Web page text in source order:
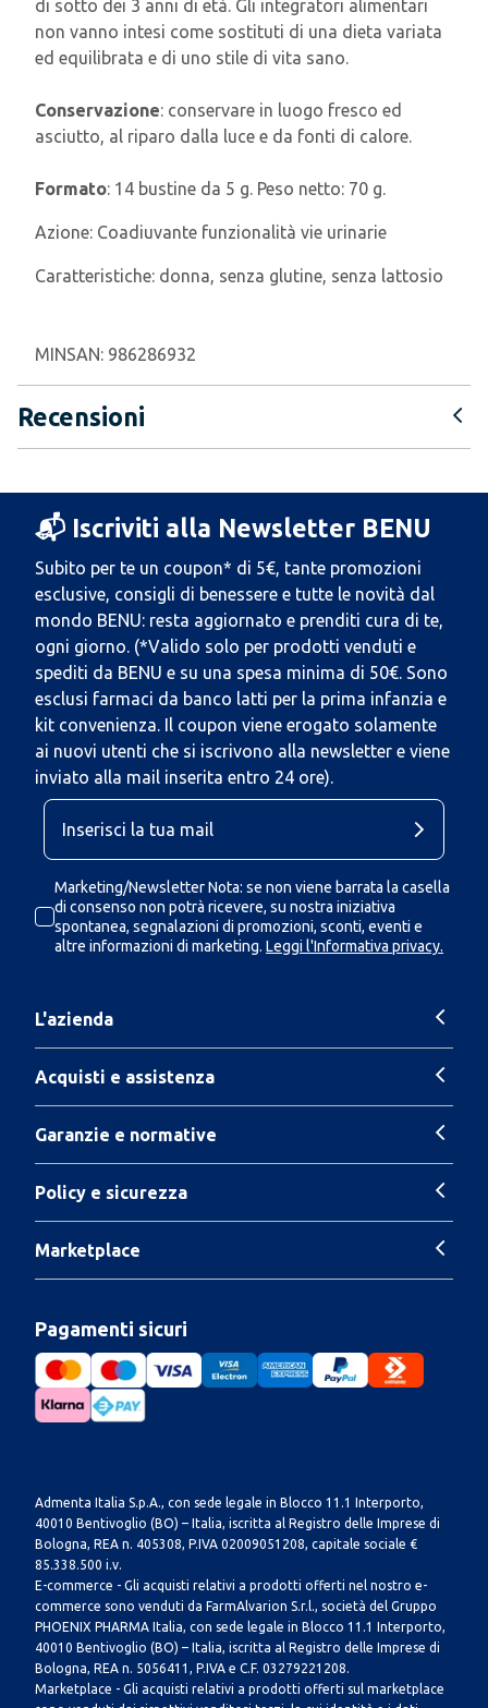
di sotto dei 3 anni di età. Gli integratori alimentari
non vanno intesi come sostituti di una dieta variata
ed equilibrata e di uno stile di vita sano.
Conservazione: conservare in luogo fresco ed
asciutto, al riparo dalla luce e da fonti di calore.
Formato: 14 bustine da 5 g. Peso netto: 70 g.
Azione: Coadiuvante funzionalità vie urinarie
Caratteristiche: donna, senza glutine, senza lattosio
MINSAN: 986286932
Recensioni
📬 Iscriviti alla Newsletter BENU
Subito per te un coupon* di 5€, tante promozioni
esclusive, consigli di benessere e tutte le novità dal
mondo BENU: resta aggiornato e prenditi cura di te,
ogni giorno. (*Valido solo per prodotti venduti e
spediti da BENU e su una spesa minima di 50€. Sono
esclusi farmaci da banco latti per la prima infanzia e
kit convenienza. Il coupon viene erogato solamente
ai nuovi utenti che si iscrivono alla newsletter e viene
inviato alla mail inserita entro 24 ore).
Marketing/Newsletter Nota: se non viene barrata la casella
di consenso non potrà ricevere, su nostra iniziativa
spontanea, segnalazioni di promozioni, sconti, eventi e
altre informazioni di marketing. Leggi l'Informativa privacy.
L'azienda
Acquisti e assistenza
Garanzie e normative
Policy e sicurezza
Marketplace
Pagamenti sicuri
Admenta Italia S.p.A., con sede legale in Blocco 11.1 Interporto,
40010 Bentivoglio (BO) – Italia, iscritta al Registro delle Imprese di
Bologna, REA n. 405308, P.IVA 02009051208, capitale sociale €
85.338.500 i.v.
E-commerce - Gli acquisti relativi a prodotti offerti nel nostro e-
commerce sono venduti da FarmAlvarion S.r.l., società del Gruppo
PHOENIX PHARMA Italia, con sede legale in Blocco 11.1 Interporto,
40010 Bentivoglio (BO) – Italia, iscritta al Registro delle Imprese di
Bologna, REA n. 5056411, P.IVA e C.F. 03279221208.
Marketplace - Gli acquisti relativi a prodotti offerti sul marketplace